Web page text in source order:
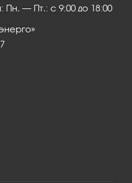
– Пт.: с 9:00 до 18:00